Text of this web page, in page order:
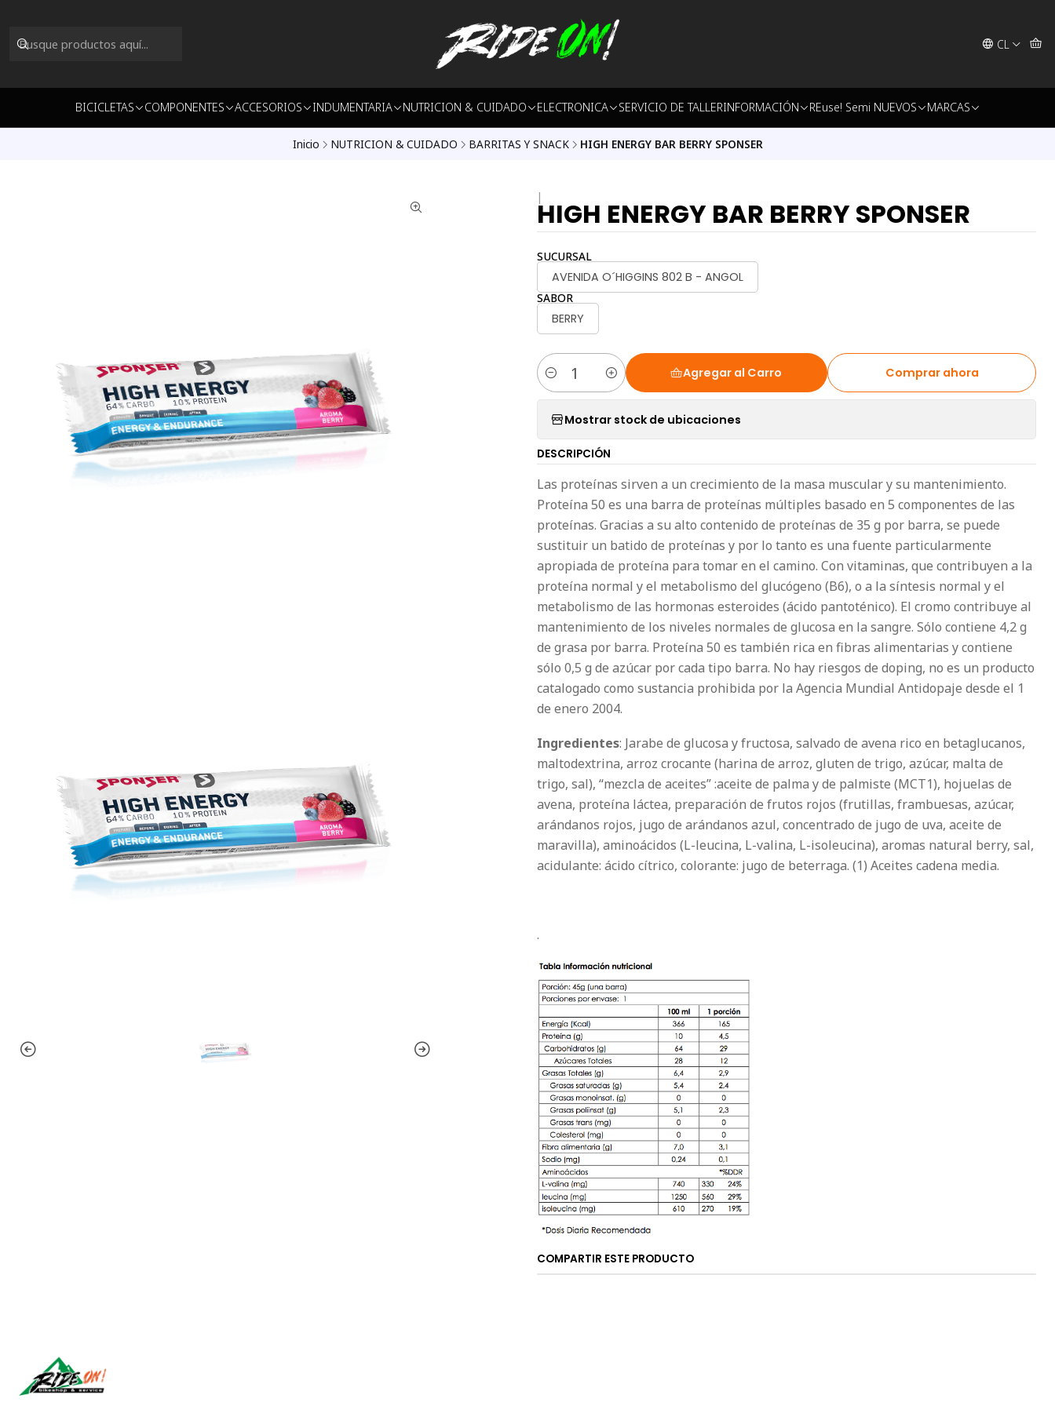
CL
BICICLETAS COMPONENTES ACCESORIOS INDUMENTARIA NUTRICION & CUIDADO ELECTRONICA SERVICIO DE TALLERINFORMACIÓN REuse! Semi NUEVOS MARCAS
Inicio NUTRICION & CUIDADO BARRITAS Y SNACK HIGH ENERGY BAR BERRY SPONSER
|HIGH ENERGY BAR BERRY SPONSER
SUCURSAL
AVENIDA O´HIGGINS 802 B - ANGOL
SABOR
BERRY
Cantidad
Agregar al Carro Comprar ahora
Mostrar stock de ubicaciones
DESCRIPCIÓN
Las proteínas sirven a un crecimiento de la masa muscular y su mantenimiento.
Proteína 50 es una barra de proteínas múltiples basado en 5 componentes de las
proteínas. Gracias a su alto contenido de proteínas de 35 g por barra, se puede
sustituir un batido de proteínas y por lo tanto es una fuente particularmente
apropiada de proteína para tomar en el camino. Con vitaminas, que contribuyen a la
proteína normal y el metabolismo del glucógeno (B6), o a la síntesis normal y el
metabolismo de las hormonas esteroides (ácido pantoténico). El cromo contribuye al
mantenimiento de los niveles normales de glucosa en la sangre. Sólo contiene 4,2 g
de grasa por barra. Proteína 50 es también rica en fibras alimentarias y contiene
sólo 0,5 g de azúcar por cada tipo barra. No hay riesgos de doping, no es un producto
catalogado como sustancia prohibida por la Agencia Mundial Antidopaje desde el 1
de enero 2004.
Ingredientes: Jarabe de glucosa y fructosa, salvado de avena rico en betaglucanos,
maltodextrina, arroz crocante (harina de arroz, gluten de trigo, azúcar, malta de
trigo, sal), “mezcla de aceites” :aceite de palma y de palmiste (MCT1), hojuelas de
avena, proteína láctea, preparación de frutos rojos (frutillas, frambuesas, azúcar,
arándanos rojos, jugo de arándanos azul, concentrado de jugo de uva, aceite de
maravilla), aminoácidos (L-leucina, L-valina, L-isoleucina), aromas natural berry, sal,
acidulante: ácido cítrico, colorante: jugo de beterraga. (1) Aceites cadena media.
.
COMPARTIR ESTE PRODUCTO